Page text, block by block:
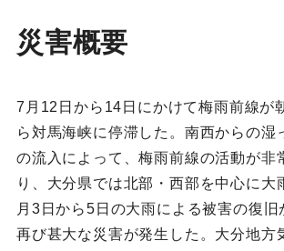
災害概要
7月12日から14日にかけて梅雨前線が
ら対馬海峡に停滞した。南西からの湿
の流入によって、梅雨前線の活動が非
り、大分県では北部・西部を中心に大
月3日から5日の大雨による被害の復旧
再び甚大な災害が発生した。大分地方